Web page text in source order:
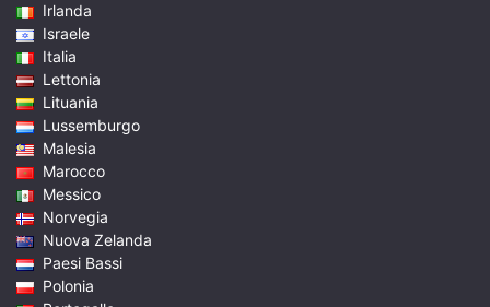
Irlanda
Israele
Italia
Lettonia
Lituania
Lussemburgo
Malesia
Marocco
Messico
Norvegia
Nuova Zelanda
Paesi Bassi
Polonia